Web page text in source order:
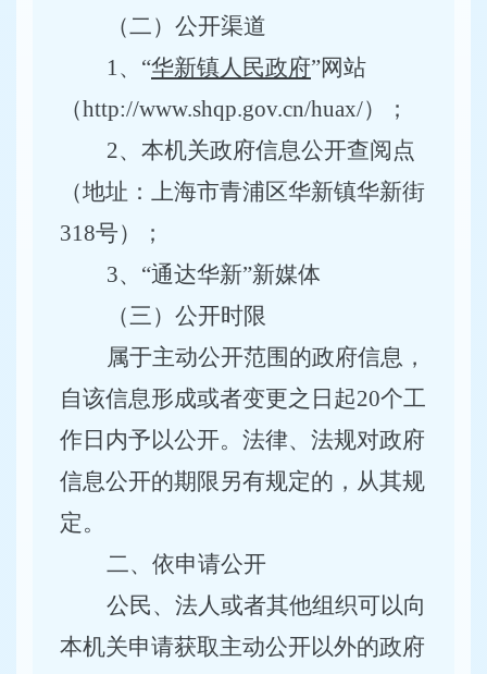
（二）公开渠道
1、 “华新镇人民政府”网站
（http://www.shqp.gov.cn/huax/）；
2、本机关政府信息公开查阅点
（地址：上海市青浦区华新镇华新街
318号）；
3、“通达华新”新媒体
（三）公开时限
属于主动公开范围的政府信息，
自该信息形成或者变更之日起20个工
作日内予以公开。法律、法规对政府
信息公开的期限另有规定的，从其规
定。
二、依申请公开
公民、法人或者其他组织可以向
本机关申请获取主动公开以外的政府